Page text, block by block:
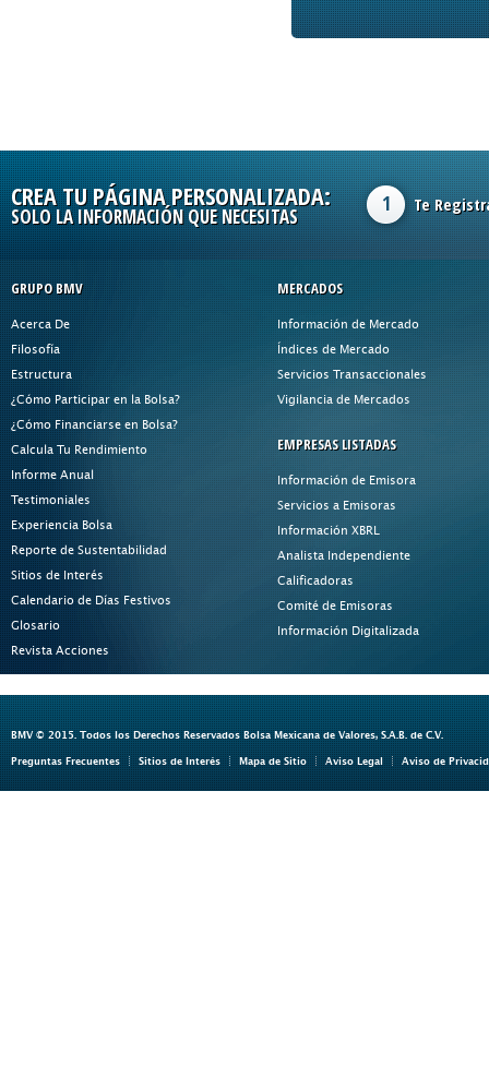
CREA TU PÁGINA PERSONALIZADA:
SOLO LA INFORMACIÓN QUE NECESITAS
1 Te
GRUPO BMV
Acerca De
Filosofía
Estructura
¿Cómo Participar en la Bolsa?
¿Cómo Financiarse en Bolsa?
Calcula Tu Rendimiento
Informe Anual
Testimoniales
Experiencia Bolsa
Reporte de Sustentabilidad
Sitios de Interés
Calendario de Días Festivos
Glosario
Revista Acciones
MERCADOS
Información de Mercado
Índices de Mercado
Servicios Transaccionales
Vigilancia de Mercados
EMPRESAS LISTADAS
Información de Emisora
Servicios a Emisoras
Información XBRL
Analista Independiente
Calificadoras
Comité de Emisoras
Información Digitalizada
BMV © 2015. Todos los Derechos Reservados Bolsa Mexicana de Valores, S.A.B. de C.V.
Preguntas Frecuentes Sitios de Interés Mapa de Sitio Aviso Legal Aviso de